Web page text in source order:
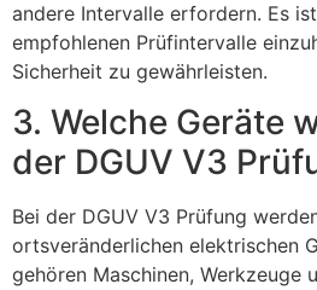
andere Intervalle erfordern. Es
empfohlenen Prüfintervalle
Sicherheit zu gewährleisten.
3. Welche Geräte
der DGUV V3
Bei der DGUV V3 Prüfung
ortsveränderlichen elektrischen
gehören Maschinen, Werkzeuge